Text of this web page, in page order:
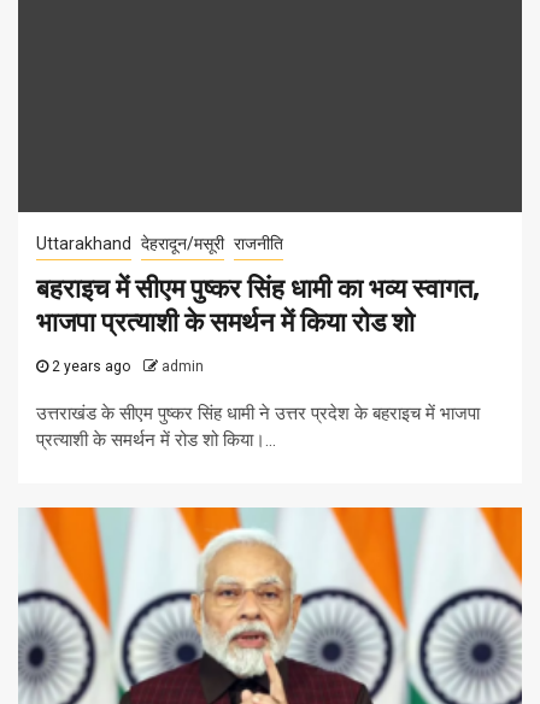
Uttarakhand देहरादून/मसूरी राजनीति
बहराइच में सीएम पुष्कर सिंह धामी का भव्य स्वागत,
भाजपा प्रत्याशी के समर्थन में किया रोड शो
2 years ago admin
उत्तराखंड के सीएम पुष्कर सिंह धामी ने उत्तर प्रदेश के बहराइच में भाजपा
प्रत्याशी के समर्थन में रोड शो किया।...